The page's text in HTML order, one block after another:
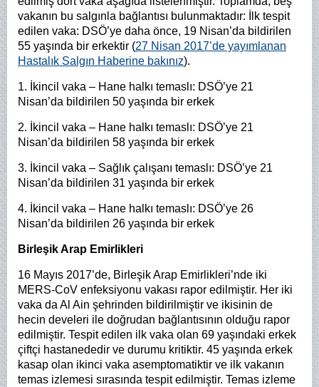
vakanın bu salgınla bağlantısı bulunmaktadır: İlk tespit
edilen vaka: DSÖ’ye daha önce, 19 Nisan’da bildirilen
55 yaşında bir erkektir (27 Nisan 2017’de yayımlanan
Hastalık Salgın Haberine bakınız).
1. İkincil vaka – Hane halkı temaslı: DSÖ’ye 21
Nisan’da bildirilen 50 yaşında bir erkek
2. İkincil vaka – Hane halkı temaslı: DSÖ’ye 21
Nisan’da bildirilen 58 yaşında bir erkek
3. İkincil vaka – Sağlık çalışanı temaslı: DSÖ’ye 21
Nisan’da bildirilen 31 yaşında bir erkek
4. İkincil vaka – Hane halkı temaslı: DSÖ’ye 26
Nisan’da bildirilen 26 yaşında bir erkek
Birleşik Arap Emirlikleri
16 Mayıs 2017’de, Birleşik Arap Emirlikleri’nde iki
MERS-CoV enfeksiyonu vakası rapor edilmiştir. Her iki
vaka da Al Ain şehrinden bildirilmiştir ve ikisinin de
hecin develeri ile doğrudan bağlantısının olduğu rapor
edilmiştir. Tespit edilen ilk vaka olan 69 yaşındaki erkek
çiftçi hastanededir ve durumu kritiktir. 45 yaşında erkek
kasap olan ikinci vaka asemptomatiktir ve ilk vakanın
temas izlemesi sırasında tespit edilmiştir. Temas izleme